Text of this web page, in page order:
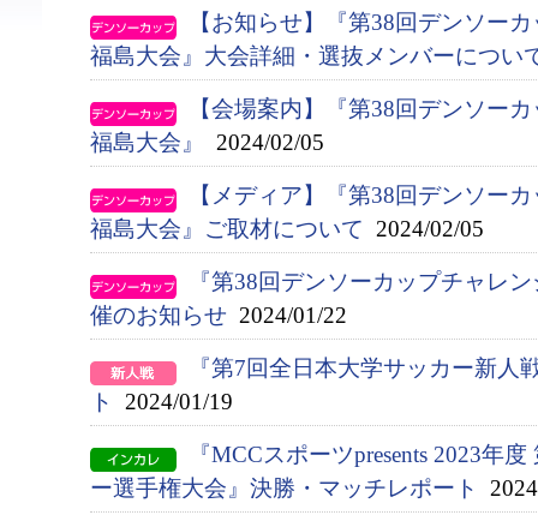
【お知らせ】『第38回デンソ
福島大会』大会詳細・選抜メンバーについ
【会場案内】『第38回デンソ
福島大会』
2024/02/05
【メディア】『第38回デンソ
福島大会』ご取材について 2024/02/05
『第38回デンソーカップチャレ
催のお知らせ 2024/01/22
『第7回全日本大学サッカー新人
ト
2024/01/19
『MCCスポーツpresents 2023年
ー選手権大会』決勝・マッチレポート